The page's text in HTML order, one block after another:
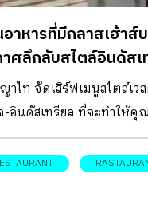
อาหารที่มีกลาสเฮ้า
ศลึกลับสไตล์อินดัสเ
ไท จัดเสิร์ฟเมนูสไตล์เว
-อินดัสเทรียล ที่จะทำให้คุ
ายุคคริสต์ศตวรรษที่18-
เฟื่องฟู จุดเด่นของที่นี่อยู่